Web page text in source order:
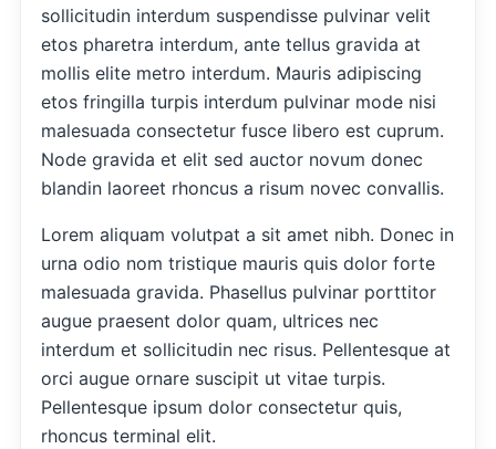
sollicitudin interdum suspendisse pulvinar velit
etos pharetra interdum, ante tellus gravida at
mollis elite metro interdum. Mauris adipiscing
etos fringilla turpis interdum pulvinar mode nisi
malesuada consectetur fusce libero est cuprum.
Node gravida et elit sed auctor novum donec
blandin laoreet rhoncus a risum novec convallis.
Lorem aliquam volutpat a sit amet nibh. Donec in
urna odio nom tristique mauris quis dolor forte
malesuada gravida. Phasellus pulvinar porttitor
augue praesent dolor quam, ultrices nec
interdum et sollicitudin nec risus. Pellentesque at
orci augue ornare suscipit ut vitae turpis.
Pellentesque ipsum dolor consectetur quis,
rhoncus terminal elit.